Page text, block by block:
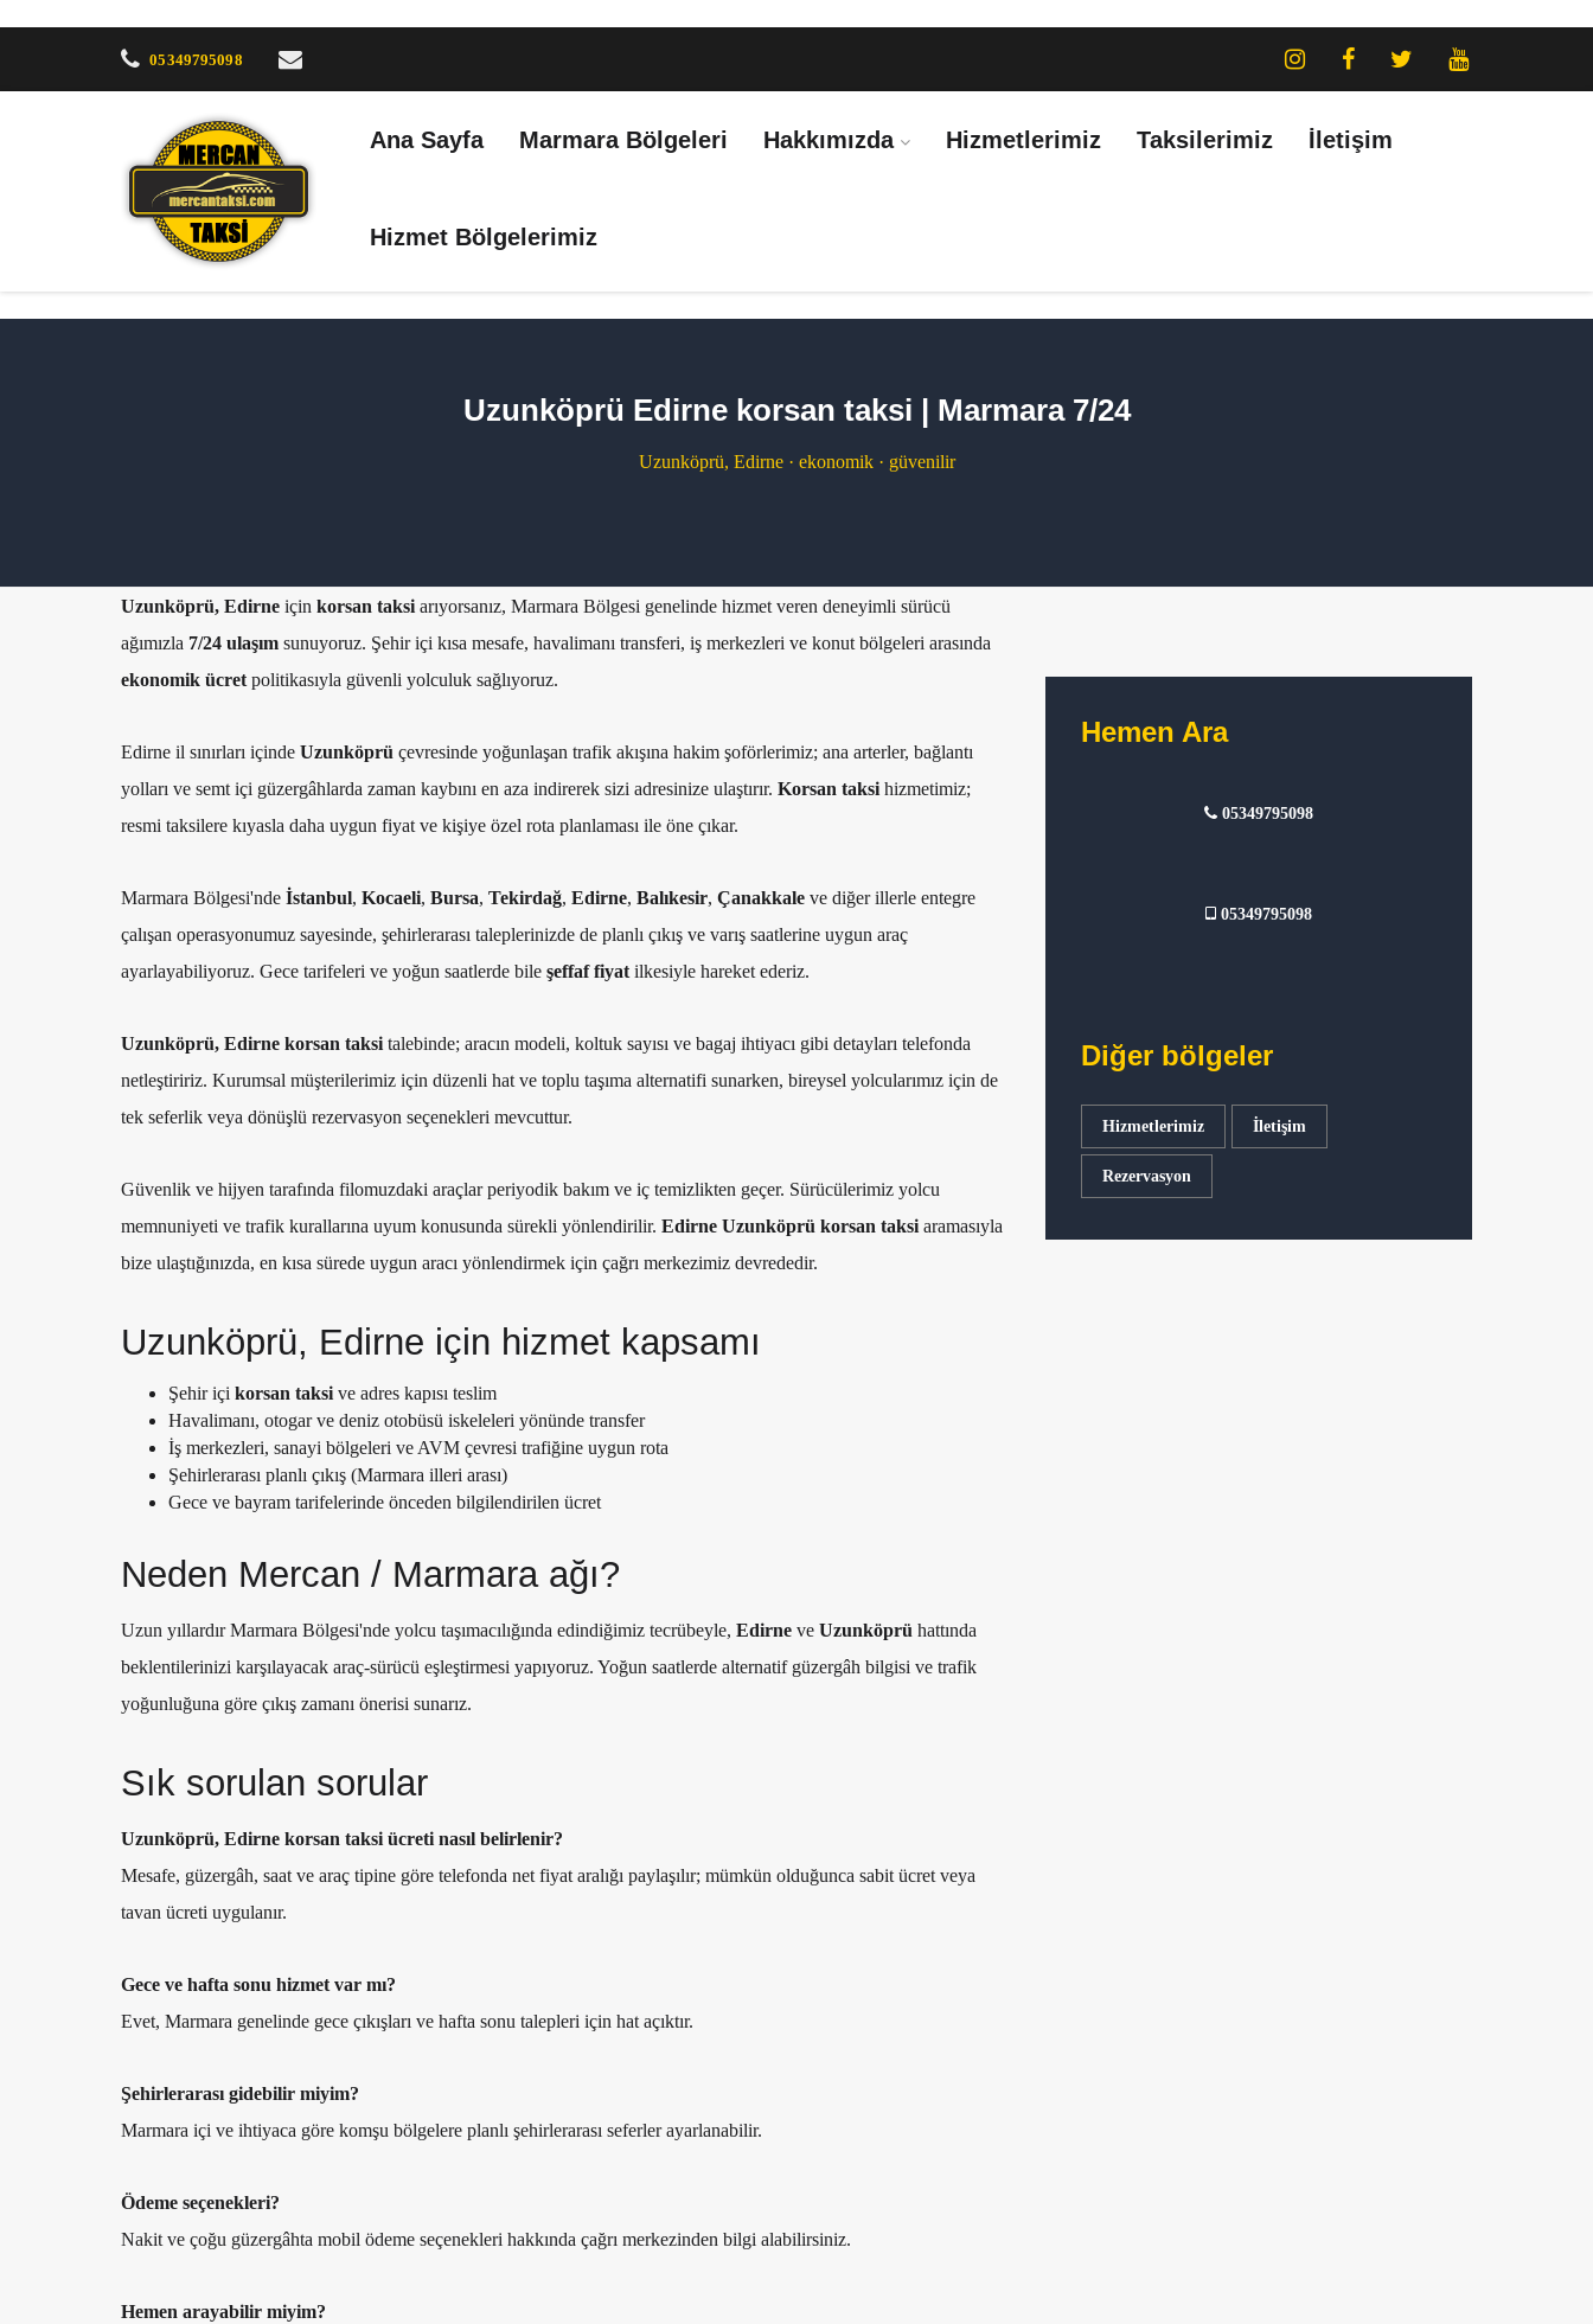
05349795098
Ana Sayfa Marmara Bölgeleri Hakkımızda Hizmetlerimiz Taksilerimiz İletişim
Hizmet Bölgelerimiz
Uzunköprü Edirne korsan taksi | Marmara 7/24
Uzunköprü, Edirne · ekonomik · güvenilir
Uzunköprü, Edirne için korsan taksiarıyorsanız, Marmara Bölgesi genelinde hizmet veren deneyimli sürücü
ağımızla 7/24 ulaşım sunuyoruz. Şehir içi kısa mesafe, havalimanı transferi, iş merkezleri ve konut bölgeleri arasında
ekonomik ücretpolitikasıyla güvenli yolculuk sağlıyoruz.
Edirne il sınırları içinde Uzunköprü çevresinde yoğunlaşan trafik akışına hakim şoförlerimiz; ana arterler, bağlantı
yolları ve semt içi güzergâhlarda zaman kaybını en aza indirerek sizi adresinize ulaştırır. Korsan taksihizmetimiz;
resmi taksilere kıyasla daha uygun fiyat ve kişiye özel rota planlaması ile öne çıkar.
Marmara Bölgesi'nde İstanbul, Kocaeli, Bursa, Tekirdağ, Edirne, Balıkesir, Çanakkale ve diğer illerle entegre
çalışan operasyonumuz sayesinde, şehirlerarası taleplerinizde de planlı çıkış ve varış saatlerine uygun araç
ayarlayabiliyoruz. Gece tarifeleri ve yoğun saatlerde bile şeffaf fiyatilkesiyle hareket ederiz.
Uzunköprü, Edirne korsan taksitalebinde; aracın modeli, koltuk sayısı ve bagaj ihtiyacı gibi detayları telefonda
netleştiririz. Kurumsal müşterilerimiz için düzenli hat ve toplu taşıma alternatifi sunarken, bireysel yolcularımız için de
tek seferlik veya dönüşlü rezervasyon seçenekleri mevcuttur.
Güvenlik ve hijyen tarafında filomuzdaki araçlar periyodik bakım ve iç temizlikten geçer. Sürücülerimiz yolcu
memnuniyeti ve trafik kurallarına uyum konusunda sürekli yönlendirilir. Edirne Uzunköprü korsan taksiaramasıyla
bize ulaştığınızda, en kısa sürede uygun aracı yönlendirmek için çağrı merkezimiz devrededir.
Uzunköprü, Edirne için hizmet kapsamı
Şehir içi korsan taksive adres kapısı teslim
Havalimanı, otogar ve deniz otobüsü iskeleleri yönünde transfer
İş merkezleri, sanayi bölgeleri ve AVM çevresi trafiğine uygun rota
Şehirlerarası planlı çıkış (Marmara illeri arası)
Gece ve bayram tarifelerinde önceden bilgilendirilen ücret
Neden Mercan / Marmara ağı?
Uzun yıllardır Marmara Bölgesi'nde yolcu taşımacılığında edindiğimiz tecrübeyle, Edirne ve Uzunköprü hattında
beklentilerinizi karşılayacak araç-sürücü eşleştirmesi yapıyoruz. Yoğun saatlerde alternatif güzergâh bilgisi ve trafik
yoğunluğuna göre çıkış zamanı önerisi sunarız.
Sık sorulan sorular
Uzunköprü, Edirne korsan taksi ücreti nasıl belirlenir?
Mesafe, güzergâh, saat ve araç tipine göre telefonda net fiyat aralığı paylaşılır; mümkün olduğunca sabit ücret veya
tavan ücreti uygulanır.
Gece ve hafta sonu hizmet var mı?
Evet, Marmara genelinde gece çıkışları ve hafta sonu talepleri için hat açıktır.
Şehirlerarası gidebilir miyim?
Marmara içi ve ihtiyaca göre komşu bölgelere planlı şehirlerarası seferler ayarlanabilir.
Ödeme seçenekleri?
Nakit ve çoğu güzergâhta mobil ödeme seçenekleri hakkında çağrı merkezinden bilgi alabilirsiniz.
Hemen arayabilir miyim?
Hemen Ara
05349795098
05349795098
Diğer bölgeler
Hizmetlerimiz İletişim
Rezervasyon